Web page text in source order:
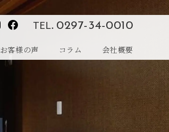
TEL. 0297-34-0010
お客様の声 コラム 会社概要